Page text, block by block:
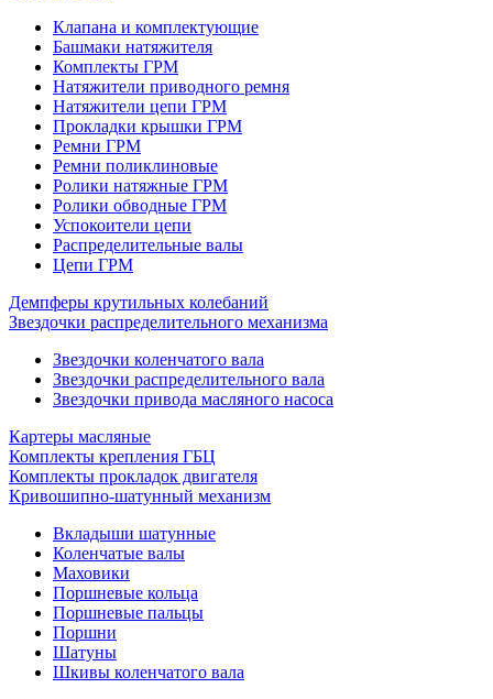
Клапана и комплектующие
Башмаки натяжителя
Комплекты ГРМ
Натяжители приводного ремня
Натяжители цепи ГРМ
Прокладки крышки ГРМ
Ремни ГРМ
Ремни поликлиновые
Ролики натяжные ГРМ
Ролики обводные ГРМ
Успокоители цепи
Распределительные валы
Цепи ГРМ
Демпферы крутильных колебаний
Звездочки распределительного механизма
Звездочки коленчатого вала
Звездочки распределительного вала
Звездочки привода масляного насоса
Картеры масляные
Комплекты крепления ГБЦ
Комплекты прокладок двигателя
Кривошипно-шатунный механизм
Вкладыши шатунные
Коленчатые валы
Маховики
Поршневые кольца
Поршневые пальцы
Поршни
Шатуны
Шкивы коленчатого вала